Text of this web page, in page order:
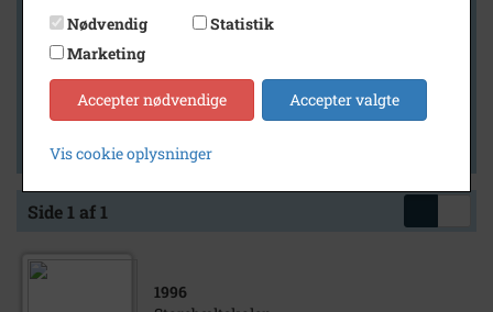
Vis kun med billeder
Vis kun med filmklip
Vis kun med lydklip
Vis kun med kilder
Vis kun med geo-tag
Side 1 af 1
1996
Nødvendig
Statistik
Marketing
Accepter nødvendige Accepter valgte
Vis cookie oplysninger